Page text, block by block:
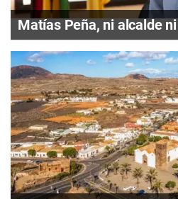
Matías Peña, ni alcalde